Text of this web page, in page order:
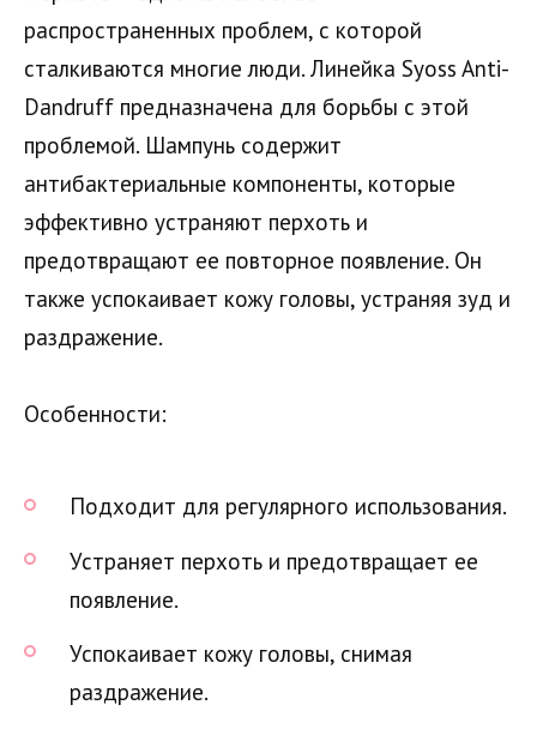
распространенных проблем, с которой
сталкиваются многие люди. Линейка Syoss Anti-
Dandruff предназначена для борьбы с этой
проблемой. Шампунь содержит
антибактериальные компоненты, которые
эффективно устраняют перхоть и
предотвращают ее повторное появление. Он
также успокаивает кожу головы, устраняя зуд и
раздражение.
Особенности:
Подходит для регулярного использования.
Устраняет перхоть и предотвращает ее
появление.
Успокаивает кожу головы, снимая
раздражение.